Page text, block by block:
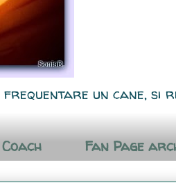
un cane, si
Fan Page